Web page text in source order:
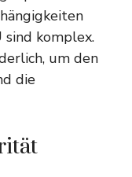
sind komplex.
um den
die